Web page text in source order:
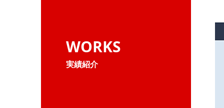
WORKS
実績紹介